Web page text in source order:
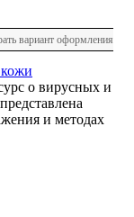
вариант оформления
о вирусных и
и методах